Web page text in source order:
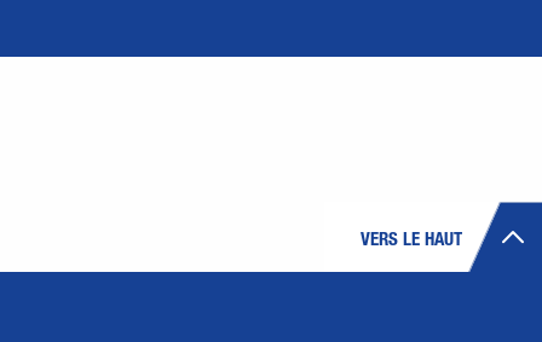
VERS LE HAUT